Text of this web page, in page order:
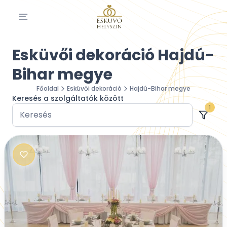
Esküvői dekoráció Hajdú-
Bihar megye
Főoldal Esküvői dekoráció Hajdú-Bihar megye
Keresés a szolgáltatók között
1